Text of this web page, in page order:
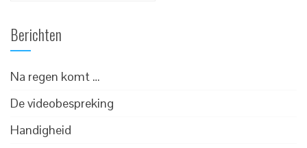
Berichten
Na regen komt …
De videobespreking
Handigheid